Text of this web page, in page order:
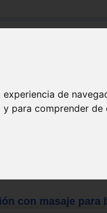
de
para comprender
con masaje para